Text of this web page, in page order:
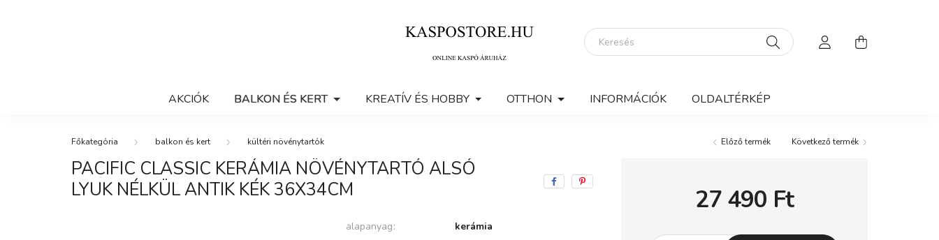
AKCIÓK BALKON ÉS KERT KREATÍV ÉS HOBBY OTTHON INFORMÁCIÓK OLDALTÉRKÉP
balkon és kert kültéri növénytartók Előző termék Következő termék
PACIFIC CLASSIC KERÁMIA NÖVÉNYTARTÓ ALSÓ
LYUK NÉLKÜL ANTIK KÉK 36X34CM
alapanyag
kerámia
27 490 Ft